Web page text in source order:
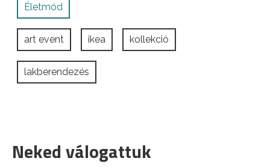
Életmód
art event ikea kollekció
lakberendezés
Neked válogattuk